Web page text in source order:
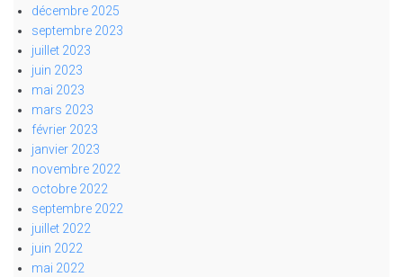
décembre 2025
septembre 2023
juillet 2023
juin 2023
mai 2023
mars 2023
février 2023
janvier 2023
novembre 2022
octobre 2022
septembre 2022
juillet 2022
juin 2022
mai 2022